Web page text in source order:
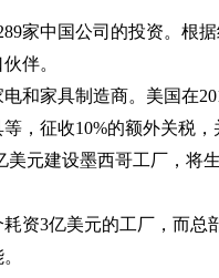
家中国公司的投资。根
伴。
和家具制造商。美国在
，征收10%的额外关税，
美元建设墨西哥工厂，将
资3亿美元的工厂，而总